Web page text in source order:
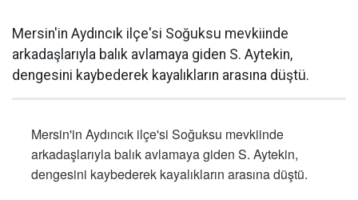
Mersin'in Aydıncık ilçe'si Soğuksu mevkiinde
arkadaşlarıyla balık avlamaya giden S. Aytekin,
dengesini kaybederek kayalıkların arasına düştü.
Mersin'in Aydıncık ilçe'si Soğuksu mevkiinde
arkadaşlarıyla balık avlamaya giden S. Aytekin,
dengesini kaybederek kayalıkların arasına düştü.